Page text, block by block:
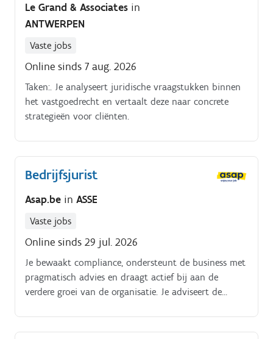
ervaren Nederlandstalige procesadvocaat (litigator),
die zich eveneens vlot kan uitdrukken in het Frans
en het Engels Uw rol.
Le Grand & Associates in
ANTWERPEN
Vaste jobs
Online sinds 7 aug. 2026
Taken:. Je analyseert juridische vraagstukken binnen
het vastgoedrecht en vertaalt deze naar concrete
strategieën voor cliënten.
Bedrijfsjurist
Asap.be in ASSE
Vaste jobs
Online sinds 29 jul. 2026
Je bewaakt compliance, ondersteunt de business met
pragmatisch advies en draagt actief bij aan de
verdere groei van de organisatie. Je adviseert de
vraagstukken binnen onder meer ondernemingsrecht,
contractenrecht, vastgoed, GDPR en compliance.